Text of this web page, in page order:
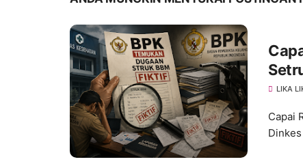
LIKA
Capai